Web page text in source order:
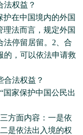
权益？
在中国境内的外国
理法而言，规定外国
法停留居留。2、合
的，可以依法申请救
法权益？
家保护中国公民出
方面内容：一是依
是依法出入境的权